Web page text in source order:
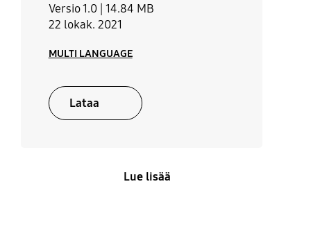
Versio 1.0 | 14.84 MB
22 lokak. 2021
MULTI LANGUAGE
Lataa
Lue lisää